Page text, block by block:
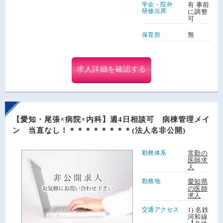
学会・院外
研修出席
有 事前
に調整
可
保育所 無
求人詳細を確認する
【愛知・尾張×病院×内科】週4日相談可 病棟管理メイ
ン 当直なし！＊＊＊＊＊＊＊＊(法人名非公開)
勤務体系
常勤の
医師求
人
勤務地
愛知県
の医師
求人
交通アクセス
1) 名鉄
河和線